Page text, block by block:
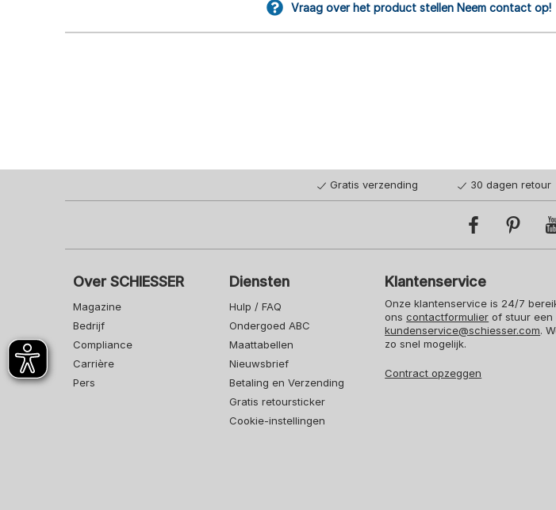
Vraag over het product stellen Neem contact op!
Gratis verzending 30 dagen retour
Over SCHIESSER
Magazine
Bedrijf
Compliance
Carrière
Pers
Diensten
Hulp / FAQ
Ondergoed ABC
Maattabellen
Nieuwsbrief
Betaling en Verzending
Gratis retoursticker
Cookie-instellingen
Klantenservice
Onze klantenservice is 24/7
onscontactformulier of stuur een
kundenservice@schiesser.com.
zo snel mogelijk.
Contract opzeggen